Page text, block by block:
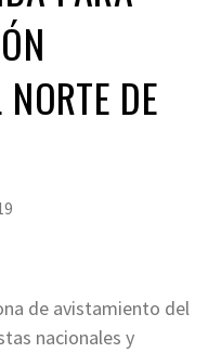
DE
de avistamiento del
nacionales y